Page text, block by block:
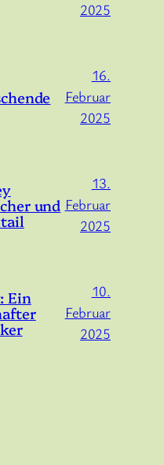
2025
16.
Februar
2025
und
13.
Februar
2025
Ein
10.
Februar
2025